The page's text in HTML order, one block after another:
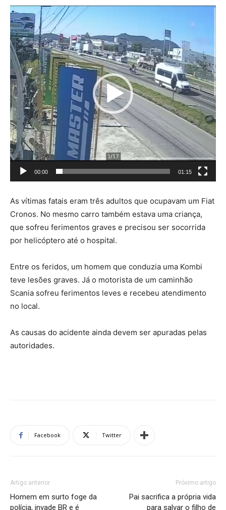
Tocador
de
vídeo
00:00 01:15
As vítimas fatais eram três adultos que ocupavam um Fiat
Cronos. No mesmo carro também estava uma criança,
que sofreu ferimentos graves e precisou ser socorrida
por helicóptero até o hospital.
Entre os feridos, um homem que conduzia uma Kombi
teve lesões graves. Já o motorista de um caminhão
Scania sofreu ferimentos leves e recebeu atendimento
no local.
As causas do acidente ainda devem ser apuradas pelas
autoridades.
Facebook Twitter
Artigo anterior
Homem em surto foge da
polícia, invade BR e é
Próximo artigo
Pai sacrifica a própria vida
para salvar o filho de